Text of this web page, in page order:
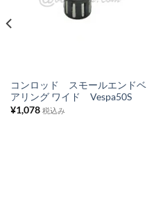
ス
ト
コンロッド スモールエンドベ
アリング ワイド Vespa50S
¥1,078 税込み